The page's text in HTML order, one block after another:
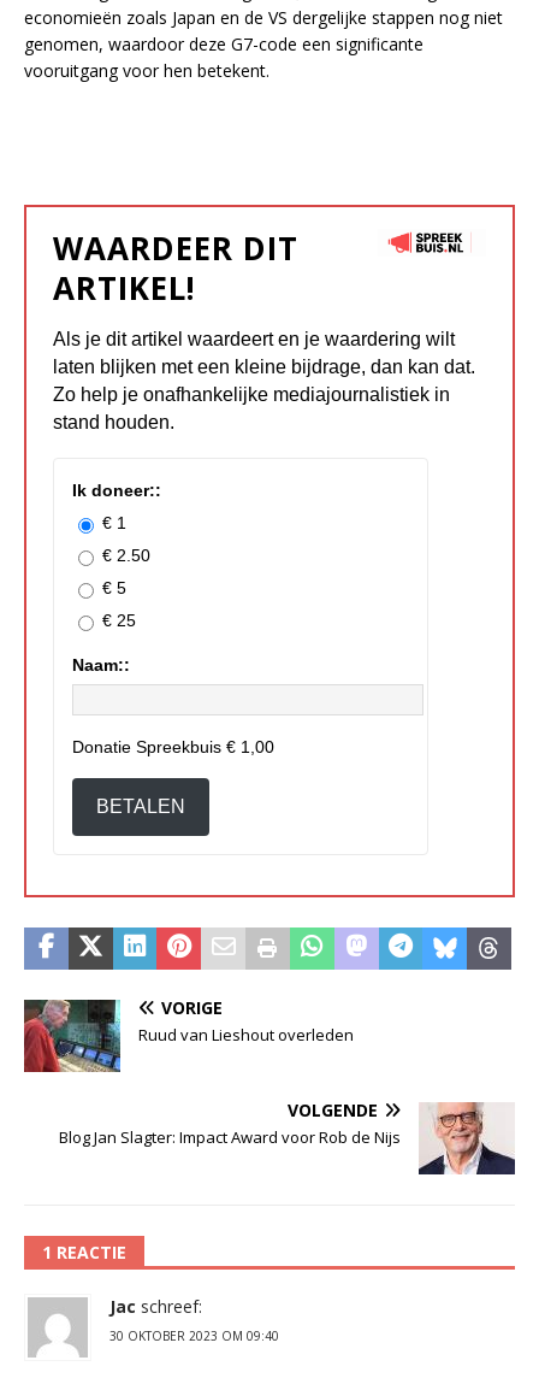
economieën zoals Japan en de VS dergelijke stappen nog niet
genomen, waardoor deze G7-code een significante
vooruitgang voor hen betekent.
WAARDEER DIT
ARTIKEL!
Als je dit artikel waardeert en je waardering wilt
laten blijken met een kleine bijdrage, dan kan dat.
Zo help je onafhankelijke mediajournalistiek in
stand houden.
Ik doneer::
€ 1
€ 2.50
€ 5
€ 25
Naam::
Donatie Spreekbuis € 1,00
BETALEN
VORIGE
Ruud van Lieshout overleden
VOLGENDE
Blog Jan Slagter: Impact Award voor Rob de Nijs
1 REACTIE
Jac schreef:
30 OKTOBER 2023 OM 09:40